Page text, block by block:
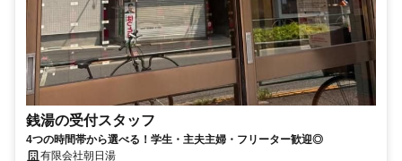
銭湯の受付スタッフ
4つの時間帯から選べる！学生・主夫主婦・フリーター歓迎◎
有限会社朝日湯